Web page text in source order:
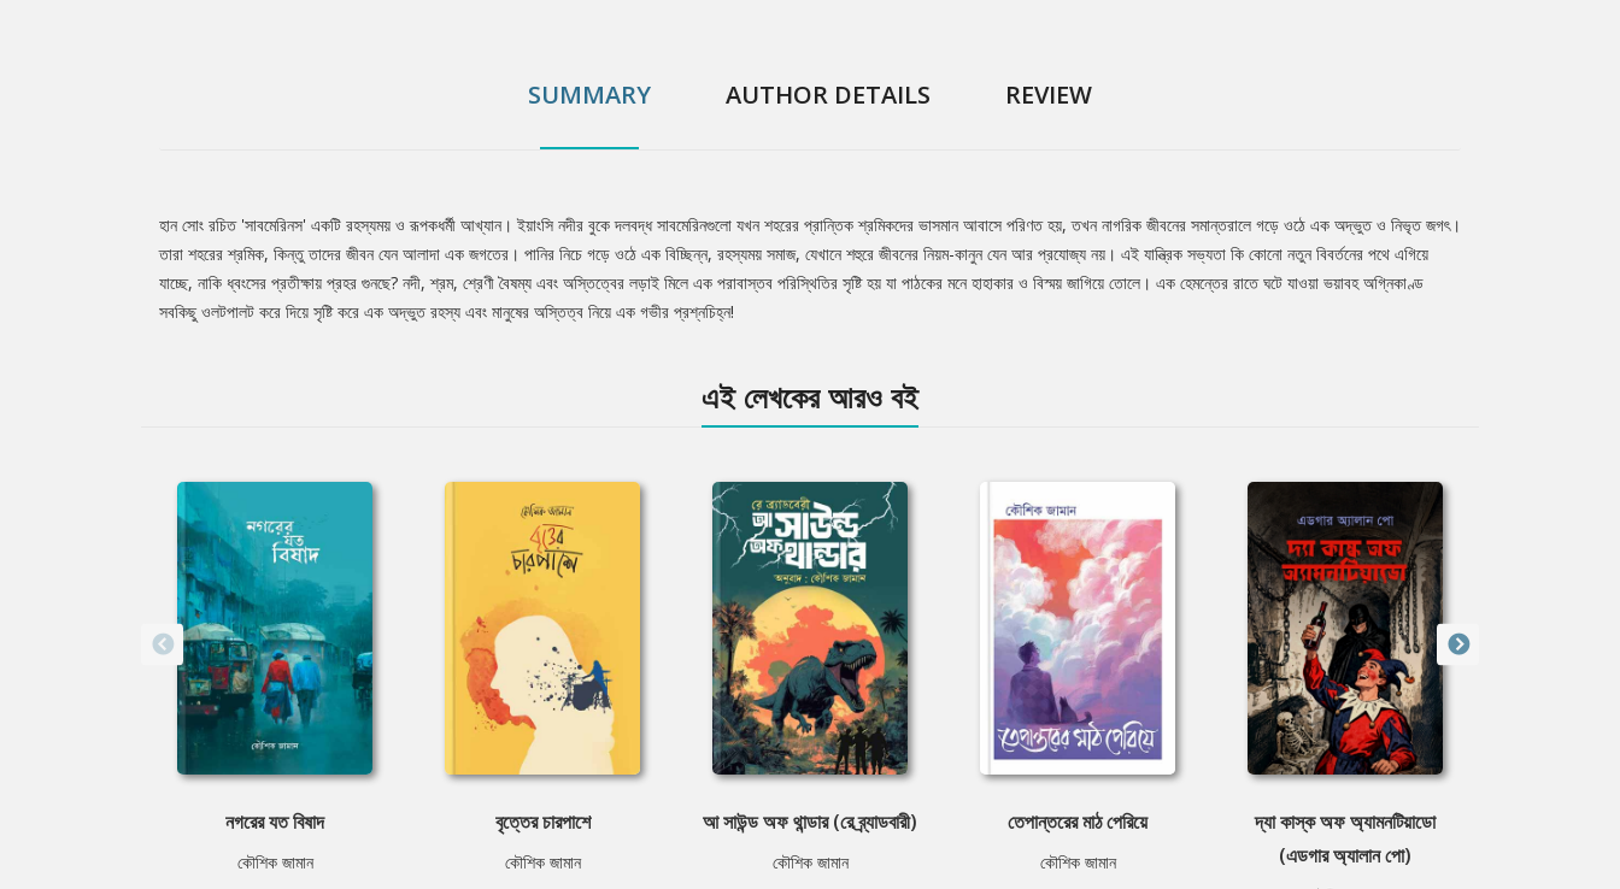
SUMMARY AUTHOR DETAILS REVIEW
Tab
Article
হান সোং রচিত 'সাবমেরিনস' একটি রহস্যময় ও রূপকধর্মী আখ্যান। ইয়াংসি নদীর বুকে দলবদ্ধ সাবমেরিনগুলো যখন শহরের প্রান্তিক শ্রমিকদের ভাসমান আবাসে পরিণত হয়, তখন নাগরিক জীবনের সমান্তরালে গড়ে ওঠে এক অদ্ভুত ও নিভৃত জগৎ।
তারা শহরের শ্রমিক, কিন্তু তাদের জীবন যেন আলাদা এক জগতের। পানির নিচে গড়ে ওঠে এক বিচ্ছিন্ন, রহস্যময় সমাজ, যেখানে শহুরে জীবনের নিয়ম-কানুন যেন আর প্রযোজ্য নয়। এই যান্ত্রিক সভ্যতা কি কোনো নতুন বিবর্তনের পথে এগিয়ে
যাচ্ছে, নাকি ধ্বংসের প্রতীক্ষায় প্রহর গুনছে? নদী, শ্রম, শ্রেণী বৈষম্য এবং অস্তিত্বের লড়াই মিলে এক পরাবাস্তব পরিস্থিতির সৃষ্টি হয় যা পাঠকের মনে হাহাকার ও বিস্ময় জাগিয়ে তোলে। এক হেমন্তের রাতে ঘটে যাওয়া ভয়াবহ অগ্নিকাণ্ড
সবকিছু ওলটপালট করে দিয়ে সৃষ্টি করে এক অদ্ভুত রহস্য এবং মানুষের অস্তিত্ব নিয়ে এক গভীর প্রশ্নচিহ্ন!
এই লেখকের আরও বই
নগরের যত বিষাদ
কৌশিক জামান
বৃত্তের চারপাশে
কৌশিক জামান
আ সাউন্ড অফ থান্ডার (রে ব্র্যাডবারী)
কৌশিক জামান
তেপান্তরের মাঠ পেরিয়ে
কৌশিক জামান
দ্যা কাস্ক অফ অ্যামনটিয়াডো
(এডগার অ্যালান পো)